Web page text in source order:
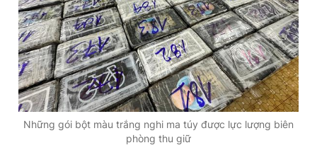
Những gói bột màu trắng nghi ma túy được lực lượng biên
phòng thu giữ